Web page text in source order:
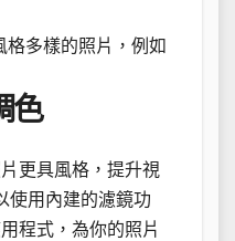
格多樣的照片，例如
色
更具風格，提升視
使用內建的濾鏡功
程式，為你的照片